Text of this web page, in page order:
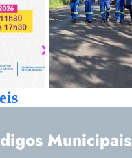
Municipais